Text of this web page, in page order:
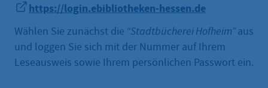
https://login.ebibliotheken-hessen.de
Wählen Sie zunächst die “Stadtbücherei Hofheim”aus
und loggen Sie sich mit der Nummer auf Ihrem
Leseausweis sowie Ihrem persönlichen Passwort ein.